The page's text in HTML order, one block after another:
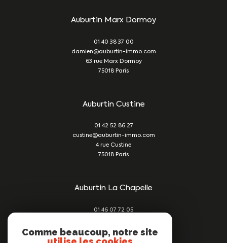
Auburtin Marx Dormoy
01 40 38 37 00
damien@auburtin-immo.com
63 rue Marx Dormoy
75018
Paris
Auburtin Custine
01 42 52 86 27
custine@auburtin-immo.com
4 rue Custine
75018
Paris
Auburtin La Chapelle
01 46 07 72 05
209 rue du Faubourg St Denis
75010 Paris
Comme beaucoup, notre site